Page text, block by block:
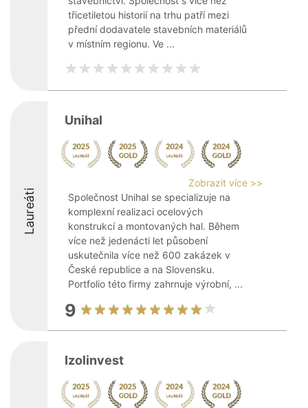
třicetiletou historií na trhu patří mezi
přední dodavatele stavebních materiálů
v místním regionu. Ve ...
Laureáti
Unihal
Zobrazit více >>
Společnost Unihal se specializuje na
komplexní realizaci ocelových
konstrukcí a montovaných hal. Během
více než jedenácti let působení
uskutečnila více než 600 zakázek v
České republice a na Slovensku.
Portfolio této firmy zahrnuje výrobní, ...
9
Izolinvest